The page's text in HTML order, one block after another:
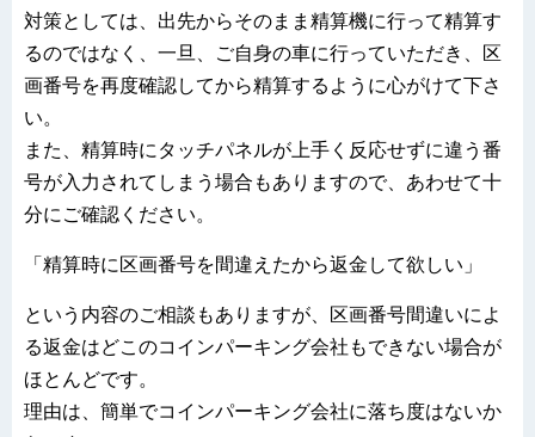
対策としては、出先からそのまま精算機に行って精算す
るのではなく、一旦、ご自身の車に行っていただき、区
画番号を再度確認してから精算するように心がけて下さ
い。
また、精算時にタッチパネルが上手く反応せずに違う番
号が入力されてしまう場合もありますので、あわせて十
分にご確認ください。
「精算時に区画番号を間違えたから返金して欲しい」
という内容のご相談もありますが、区画番号間違いによ
る返金はどこのコインパーキング会社もできない場合が
ほとんどです。
理由は、簡単でコインパーキング会社に落ち度はないか